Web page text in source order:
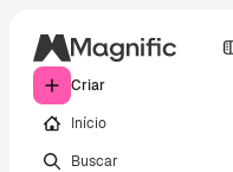
Criar
Início
Buscar